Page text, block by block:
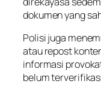
dokumen yang
Polisi juga
atau repost
informasi
belum